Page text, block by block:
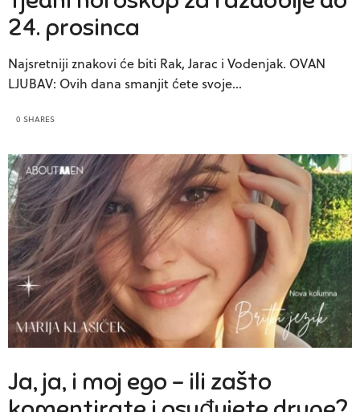
24. prosinca
Najsretniji znakovi će biti Rak, Jarac i Vodenjak. OVAN
LJUBAV: Ovih dana smanjit ćete svoje…
0 SHARES
Ja, ja, i moj ego – ili zašto